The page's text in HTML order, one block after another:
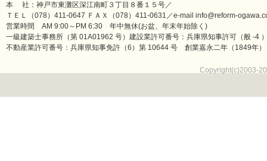
本 社：神戸市東灘区深江南町３丁目８番１５号／
ＴＥＬ（078）411-0647 ＦＡＸ（078）411-0631／e-mail info@reform-
営業時間 AM 9:00～PM 6:30 年中無休(お盆、年末年始除く)
一級建築士事務所（第 01A01962 号）建設業許可番号：兵庫県知事許可（般 -4
不動産業許可番号：兵庫県知事免許（6）第 10644 号 創業嘉永二年（1849年）
Copyright(c)2003-